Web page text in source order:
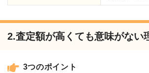
2.査定額が高くても意味がない
3つのポイント